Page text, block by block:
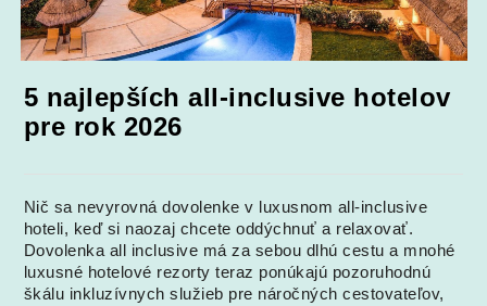
5 najlepších all-inclusive hotelov
pre rok 2026
Nič sa nevyrovná dovolenke v luxusnom all-inclusive
hoteli, keď si naozaj chcete oddýchnuť a relaxovať.
Dovolenka all inclusive má za sebou dlhú cestu a mnohé
luxusné hotelové rezorty teraz ponúkajú pozoruhodnú
škálu inkluzívnych služieb pre náročných cestovateľov,